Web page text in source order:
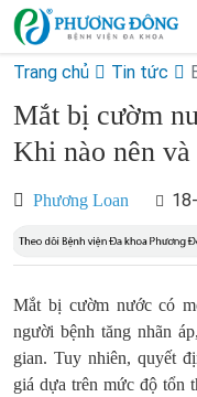
Trang chủ Tin tức
Mắt bị cườm
Khi nào nên
Phương Loan
Mắt bị cườm nước có
người bệnh tăng nhãn
gian. Tuy nhiên, quyết
giá dựa trên mức độ tổn